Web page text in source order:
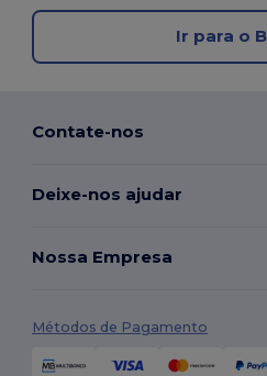
Ir para o
Contate-nos
Deixe-nos ajudar
Nossa Empresa
Métodos de Pagamento